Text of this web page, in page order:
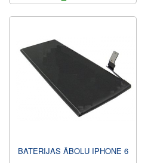
BATERIJAS ĀBOLU IPHONE 6